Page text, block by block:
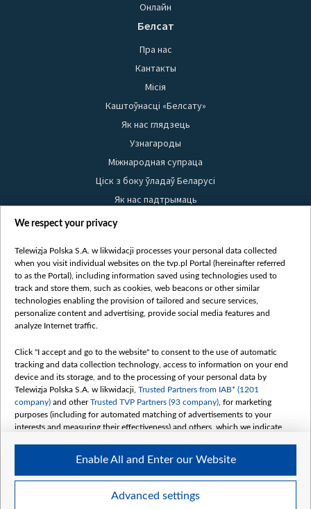
Онлайн
Белсат
Пра нас
Кантакты
Місія
Каштоўнасці «Белсату»
Як нас глядзець
Узнагароды
Міжнародная супраца
Ціск з боку ўладаў Беларусі
Як нас падтрымаць
Правілы выкарыстання матэрыялаў
Бяспека
Youtube
Белсат news
Белсат Shorts
Жэстачайшы мульт
Belsat English
Biełsat PL
Белсат Now
Белсат History
Белсат Music
Белсат Doc
My consents
We respect your privacy
Telewizja Polska S.A. w likwidacji processes your personal data collected
when you visit individual websites on the tvp.pl Portal (hereinafter referred
to as the Portal), including information saved using technologies used to
track and store them, such as cookies, web beacons or other similar
technologies enabling the provision of tailored and secure services,
personalize content and advertising, provide social media features and
analyze Internet traffic.
Click "I accept and go to the website" to consent to the use of automatic
tracking and data collection technology, access to information on your end
device and its storage, and to the processing of your personal data by
Telewizja Polska S.A. w likwidacji, Trusted Partners from IAB* (1201
company) and otherTrusted TVP Partners (93 company) , for marketing
purposes (including for automated matching of advertisements to your
interests and measuring their effectiveness) and others, which we indicate
The purposes of processing your data by TVP S.A. w likwidacji are as
follows:
Use limited data to select advertising
Advanced settings
Enable All and Enter our Website